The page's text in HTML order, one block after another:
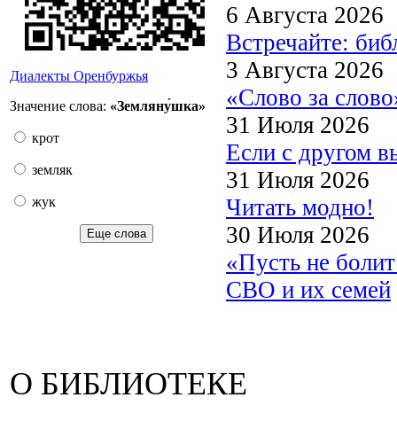
Диалекты Оренбуржья
Значение слова: «Земляну́шка»
крот
земляк
жук
Еще слова
6 Августа 2026
Встречайте:
3 Августа 2026
«Слово за
31 Июля 2026
Если с другом
31 Июля 2026
Читать модно!
30 Июля 2026
«Пусть не
СВО и их семей
О БИБЛИОТЕКЕ